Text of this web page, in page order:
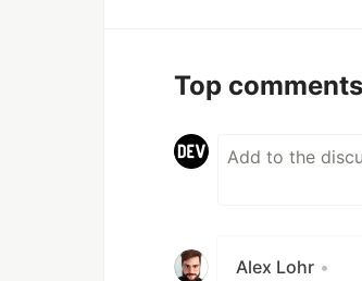
Top comments
Alex Lohr •